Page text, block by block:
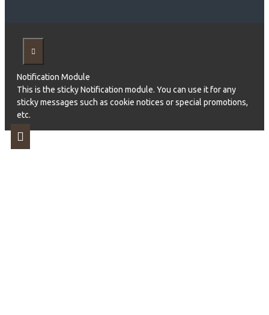
Notification Module
This is the sticky Notification module. You can use it for any
sticky messages such as cookie notices or special promotions,
etc.